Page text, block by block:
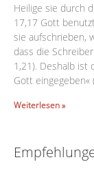
Heilige sie durch
17,17 Gott
sie aufschrieben,
dass die
1,21). Deshalb ist
Gott eingegeben«
Weiterlesen »